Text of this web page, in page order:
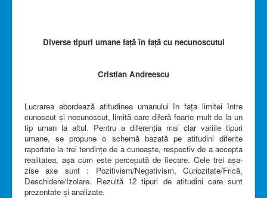
Diverse tipuri umane faţă în faţă cu necunoscutul
Cristian Andreescu
Lucrarea abordează atitudinea umanului în faţa limitei între
cunoscut şi necunoscut, limită care diferă foarte mult de la un
tip uman la altul. Pentru a diferenţia mai clar variile tipuri
umane, se propune o schemă bazată pe atitudini diferite
raportate la trei tendinţe de a cunoaşte, respectiv de a accepta
realitatea, aşa cum este percepută de fiecare. Cele trei aşa-
zise axe sunt : Pozitivism/Negativism, Curiozitate/Frică,
Deschidere/Izolare. Rezultă 12 tipuri de atitudini care sunt
prezentate şi analizate.